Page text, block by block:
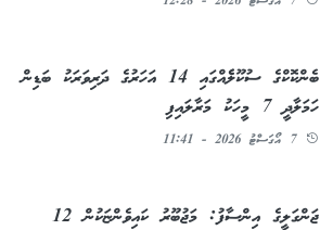
ބެންކޮކްގެ ސުކޫލެެއްގައި 14 އަހަރުގެ ދަރިވަރަކު ބަޑިން
ހަމަލާދީ 7 މީހަކު މަރާލައިފި
7 އޯގަސްޓު 2026 - 11:41
ޖަންގަލީގެ އިންސާފު: މަޖުބޫރު ކައިވެންޏަކުން 12